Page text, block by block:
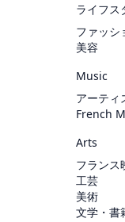
ライフス
ファッシ
美容
Music
アーティ
French
Arts
フランス
工芸
美術
文学・書